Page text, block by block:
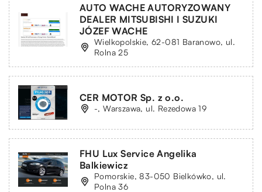
AUTO WACHE AUTORYZOWANY
DEALER MITSUBISHI I SUZUKI
JÓZEF WACHE
Wielkopolskie, 62-081 Baranowo, ul.
Rolna 25
CER MOTOR Sp. z o.o.
-, Warszawa, ul. Rezedowa 19
FHU Lux Service Angelika
Balkiewicz
Pomorskie, 83-050 Bielkówko, ul.
Polna 36